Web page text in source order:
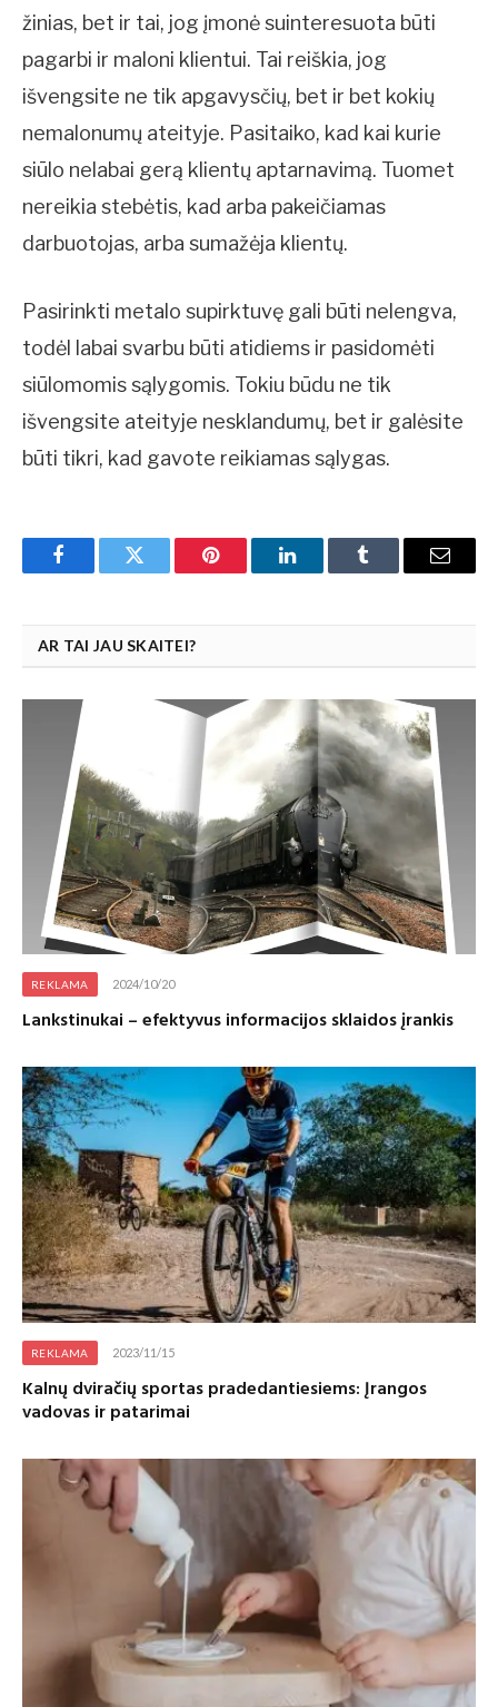
žinias, bet ir tai, jog įmonė suinteresuota būti
pagarbi ir maloni klientui. Tai reiškia, jog
išvengsite ne tik apgavysčių, bet ir bet kokių
nemalonumų ateityje. Pasitaiko, kad kai kurie
siūlo nelabai gerą klientų aptarnavimą. Tuomet
nereikia stebėtis, kad arba pakeičiamas
darbuotojas, arba sumažėja klientų.
Pasirinkti metalo supirktuvę gali būti nelengva,
todėl labai svarbu būti atidiems ir pasidomėti
siūlomomis sąlygomis. Tokiu būdu ne tik
išvengsite ateityje nesklandumų, bet ir galėsite
būti tikri, kad gavote reikiamas sąlygas.
FacebookTwitter Pinterest LinkedInTumblr Email
AR TAI JAU SKAITEI?
REKLAMA 2024/10/20
Lankstinukai – efektyvus informacijos sklaidos įrankis
REKLAMA 2023/11/15
Kalnų dviračių sportas pradedantiesiems: Įrangos
vadovas ir patarimai